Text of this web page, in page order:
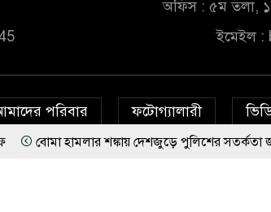
অফিস : ৫ম তলা,
ইমেইল :
পরিবার ফটোগ্যালারী
শঙ্কায় দেশজুড়ে পুলিশের সতর্কতা জারি